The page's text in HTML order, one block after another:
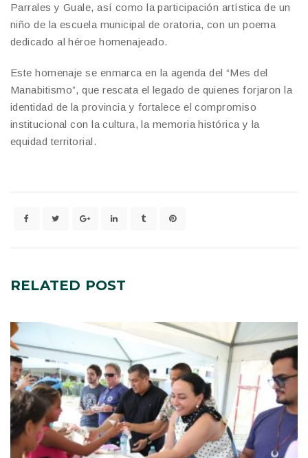
Parrales y Guale, así como la participación artística de un
niño de la escuela municipal de oratoria, con un poema
dedicado al héroe homenajeado.
Este homenaje se enmarca en la agenda del “Mes del
Manabitismo”, que rescata el legado de quienes forjaron la
identidad de la provincia y fortalece el compromiso
institucional con la cultura, la memoria histórica y la
equidad territorial.
RELATED POST